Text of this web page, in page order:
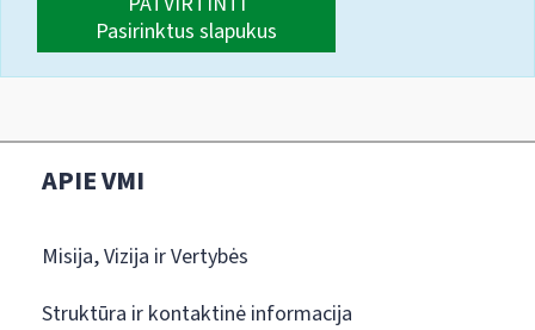
Pasirinktus slapukus
APIE VMI
Misija, Vizija ir Vertybės
Struktūra ir kontaktinė informacija